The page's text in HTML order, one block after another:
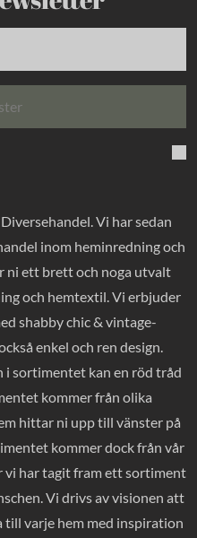
Vi har sedan
inom heminredning och
ni ett brett och noga utvalt
och hemtextil. Vi erbjuder
shabby chic & vintage-
enkel och ren design.
i sortimentet kan en röd tråd
kommer från olika
hittar ni upp till vänster på
kommer dock från vår
vi har tagit fram ett sortiment
Vi drivs av visionen att
till varje hem med inspiration